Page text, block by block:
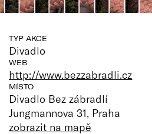
TYP AKCE
Divadlo
WEB
http://www.bezzabradli.cz
MÍSTO
Divadlo Bez zábradlí
Jungmannova 31, Praha
zobrazit na mapě